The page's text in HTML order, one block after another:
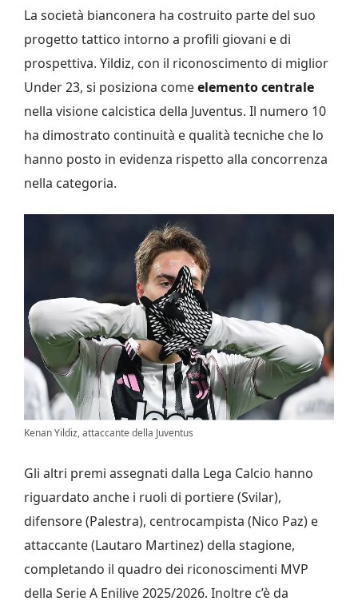
La società bianconera ha costruito parte del suo
progetto tattico intorno a profili giovani e di
prospettiva. Yildiz, con il riconoscimento di miglior
Under 23, si posiziona comeelemento centrale
nella visione calcistica della Juventus. Il numero 10
ha dimostrato continuità e qualità tecniche che lo
hanno posto in evidenza rispetto alla concorrenza
nella categoria.
Kenan Yildiz, attaccante della Juventus
Gli altri premi assegnati dalla Lega Calcio hanno
riguardato anche i ruoli di portiere (Svilar),
difensore (Palestra), centrocampista (Nico Paz) e
attaccante (Lautaro Martinez) della stagione,
completando il quadro dei riconoscimenti MVP
della Serie A Enilive 2025/2026. Inoltre c’è da